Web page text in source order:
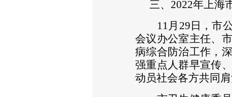
三、 2022年上海
11月 29 日，市
会议办公室主任、
病综合防治工作，
强重点人群早宣传
动员社会各方共同